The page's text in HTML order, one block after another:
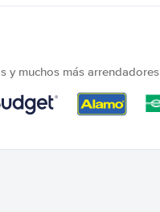
y muchos más arrendadores